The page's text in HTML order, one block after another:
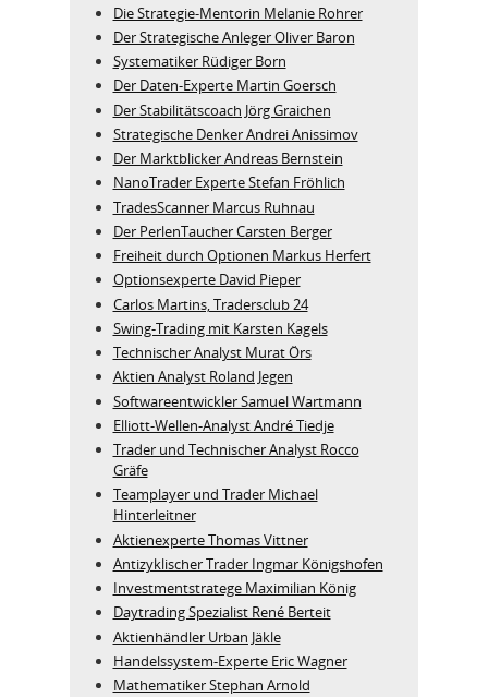
Die Strategie-Mentorin Melanie Rohrer
Der Strategische Anleger Oliver Baron
Systematiker Rüdiger Born
Der Daten-Experte Martin Goersch
Der Stabilitätscoach Jörg Graichen
Strategische Denker Andrei Anissimov
Der Marktblicker Andreas Bernstein
NanoTrader Experte Stefan Fröhlich
TradesScanner Marcus Ruhnau
Der PerlenTaucher Carsten Berger
Freiheit durch Optionen Markus Herfert
Optionsexperte David Pieper
Carlos Martins, Tradersclub 24
Swing-Trading mit Karsten Kagels
Technischer Analyst Murat Örs
Aktien Analyst Roland Jegen
Softwareentwickler Samuel Wartmann
Elliott-Wellen-Analyst André Tiedje
Trader und Technischer Analyst Rocco
Gräfe
Teamplayer und Trader Michael
Hinterleitner
Aktienexperte Thomas Vittner
Antizyklischer Trader Ingmar Königshofen
Investmentstratege Maximilian König
Daytrading Spezialist René Berteit
Aktienhändler Urban Jäkle
Handelssystem-Experte Eric Wagner
Mathematiker Stephan Arnold